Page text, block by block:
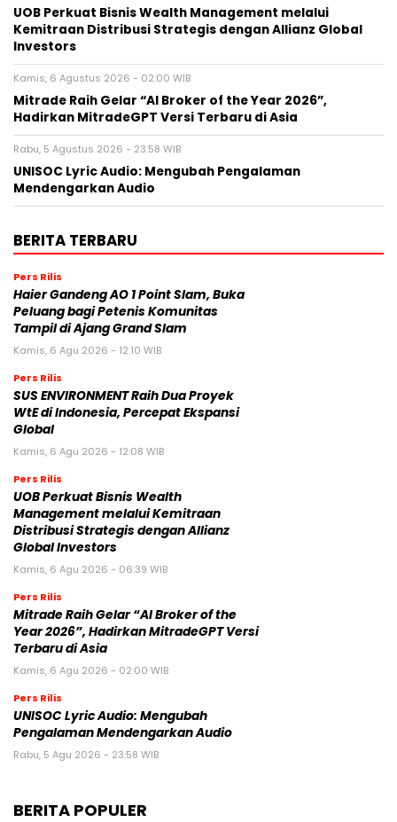
UOB Perkuat Bisnis Wealth Management melalui
Kemitraan Distribusi Strategis dengan Allianz Global
Investors
Kamis, 6 Agustus 2026 - 02:00 WIB
Mitrade Raih Gelar “AI Broker of the Year 2026”,
Hadirkan MitradeGPT Versi Terbaru di Asia
Rabu, 5 Agustus 2026 - 23:58 WIB
UNISOC Lyric Audio: Mengubah Pengalaman
Mendengarkan Audio
BERITA TERBARU
Pers Rilis
Haier Gandeng AO 1 Point Slam, Buka
Peluang bagi Petenis Komunitas
Tampil di Ajang Grand Slam
Kamis, 6 Agu 2026 - 12:10 WIB
Pers Rilis
SUS ENVIRONMENT Raih Dua Proyek
WtE di Indonesia, Percepat Ekspansi
Global
Kamis, 6 Agu 2026 - 12:08 WIB
Pers Rilis
UOB Perkuat Bisnis Wealth
Management melalui Kemitraan
Distribusi Strategis dengan Allianz
Global Investors
Kamis, 6 Agu 2026 - 06:39 WIB
Pers Rilis
Mitrade Raih Gelar “AI Broker of the
Year 2026”, Hadirkan MitradeGPT Versi
Terbaru di Asia
Kamis, 6 Agu 2026 - 02:00 WIB
Pers Rilis
UNISOC Lyric Audio: Mengubah
Pengalaman Mendengarkan Audio
Rabu, 5 Agu 2026 - 23:58 WIB
BERITA POPULER